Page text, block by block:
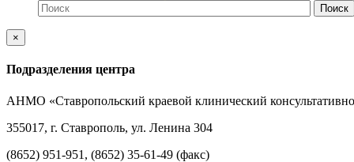
×
Подразделения центра
АНМО «Ставропольский краевой клинический
355017, г. Ставрополь, ул. Ленина 304
(8652) 951-951, (8652) 35-61-49 (факс)